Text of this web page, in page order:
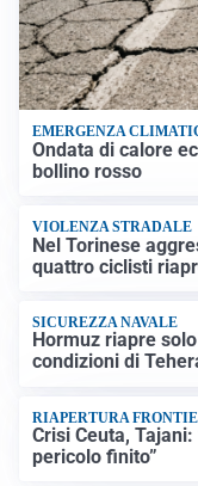
EMERGENZA
Ondata di calore
bollino rosso
VIOLENZA STRADALE
Nel Torinese
quattro ciclisti
SICUREZZA NAVALE
Hormuz riapre
condizioni di
RIAPERTURA
Crisi Ceuta,
pericolo finito”